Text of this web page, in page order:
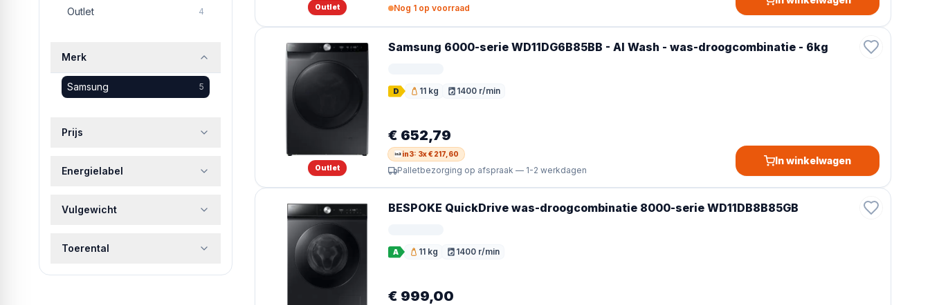
Outlet 4
Merk
Samsung 5
Prijs
Energielabel
Vulgewicht
Toerental
Outlet
Nog 1 op voorraad
Outlet
Samsung 6000-serie WD11DG6B85BB - AI Wash - was-droogcombinatie - 6kg
D 11 kg
Vulgewicht 1400 r/min
Toerental
€ 652,79
in3: 3x € 217,60
Palletbezorging op afspraak — 1-2 werkdagen
In winkelwagen
BESPOKE QuickDrive was-droogcombinatie 8000-serie WD11DB8B85GB
A 11 kg
Vulgewicht 1400 r/min
Toerental
€ 999,00